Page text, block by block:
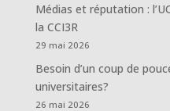
Médias et réputation :
la CCI3R
29 mai 2026
Besoin d’un coup de
universitaires?
26 mai 2026